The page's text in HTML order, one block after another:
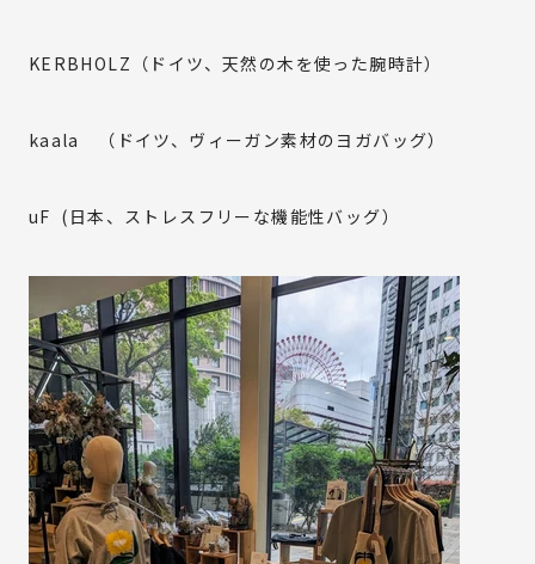
KERBHOLZ（ドイツ、天然の木を使った腕時計）
kaala （ドイツ、ヴィーガン素材のヨガバッグ）
uF (日本、ストレスフリーな機能性バッグ）